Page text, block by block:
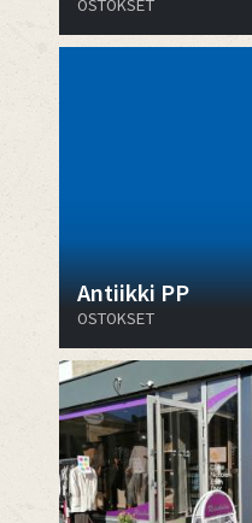
OSTOKSET
Antiikki PP
OSTOKSET